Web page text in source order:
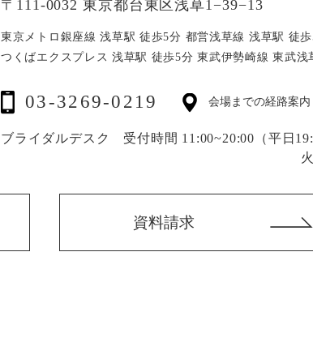
〒111-0032 東京都台東区浅草1−39−13
東京メトロ銀座線 浅草駅 徒歩5分 都営浅草線 浅草駅 徒
つくばエクスプレス 浅草駅 徒歩5分東武伊勢崎線 東武浅
会場までの経路案内
03-3269-0219
ブライダルデスク 受付時間 11:00~20:00 （平日
資料請求